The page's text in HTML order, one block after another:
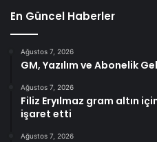
En Güncel Haberler
Ağustos 7, 2026
GM, Yazılım ve Abonelik
Ağustos 7, 2026
Filiz Eryılmaz gram altın
işaret etti
Ağustos 7, 2026